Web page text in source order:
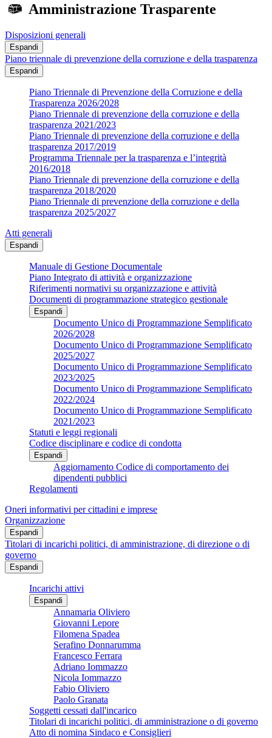
Amministrazione Trasparente
Disposizioni generali
Espandi
Piano triennale di prevenzione della corruzione e della trasparenza
Espandi
Piano Triennale di Prevenzione della Corruzione e della
Trasparenza 2026/2028
Piano Triennale di prevenzione della corruzione e della
trasparenza 2021/2023
Piano Triennale di prevenzione della corruzione e della
trasparenza 2017/2019
Programma Triennale per la trasparenza e l’integrità
2016/2018
Piano Triennale di prevenzione della corruzione e della
trasparenza 2018/2020
Piano Triennale di prevenzione della corruzione e della
trasparenza 2025/2027
Atti generali
Espandi
Manuale di Gestione Documentale
Piano Integrato di attività e organizzazione
Riferimenti normativi su organizzazione e attività
Documenti di programmazione strategico gestionale
Espandi
Documento Unico di Programmazione Semplificato
2026/2028
Documento Unico di Programmazione Semplificato
2025/2027
Documento Unico di Programmazione Semplificato
2023/2025
Documento Unico di Programmazione Semplificato
2022/2024
Documento Unico di Programmazione Semplificato
2021/2023
Statuti e leggi regionali
Codice disciplinare e codice di condotta
Espandi
Aggiornamento Codice di comportamento dei
dipendenti pubblici
Regolamenti
Oneri informativi per cittadini e imprese
Organizzazione
Espandi
Titolari di incarichi politici, di amministrazione, di direzione o di
governo
Espandi
Incarichi attivi
Espandi
Annamaria Oliviero
Giovanni Lepore
Filomena Spadea
Serafino Donnarumma
Francesco Ferrara
Adriano Iommazzo
Nicola Iommazzo
Fabio Oliviero
Paolo Granata
Soggetti cessati dall'incarico
Titolari di incarichi politici, di amministrazione o di governo
Atto di nomina Sindaco e Consiglieri